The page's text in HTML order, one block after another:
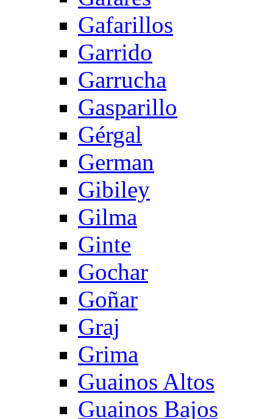
Gafarillos
Garrido
Garrucha
Gasparillo
Gérgal
German
Gibiley
Gilma
Ginte
Gochar
Goñar
Graj
Grima
Guainos Altos
Guainos Bajos